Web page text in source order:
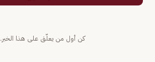
كن أول من يعلّق على هذا الخبر.